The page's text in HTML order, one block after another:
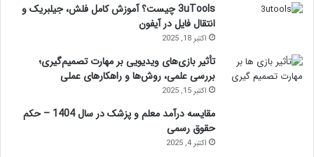
3uTools چیست؟ آموزش کامل فلش، جیلبریک و
انتقال فایل در آیفون
اکتبر 18, 2025
تأثیر بازی‌های ویدیویی بر مهارت تصمیم‌گیری؛
بررسی علمی، روش‌ها و راهکارهای عملی
اکتبر 15, 2025
مقایسه درآمد معلم و پزشک در سال 1404 – حکم
حقوق رسمی
اکتبر 4, 2025